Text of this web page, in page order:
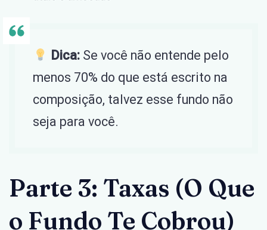
Dica:Se você não entende pelo
menos 70% do que está escrito na
composição, talvez esse fundo não
seja para você.
Parte 3: Taxas (O Que
o Fundo Te Cobrou)